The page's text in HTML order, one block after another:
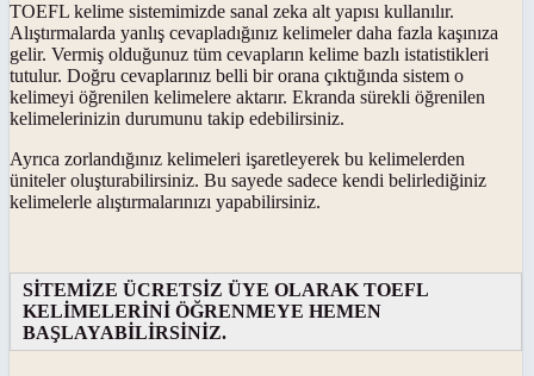
TOEFL kelime sistemimizde sanal zeka alt yapısı kullanılır.
Alıştırmalarda yanlış cevapladığınız kelimeler daha fazla kaşınıza
gelir. Vermiş olduğunuz tüm cevapların kelime bazlı istatistikleri
tutulur. Doğru cevaplarınız belli bir orana çıktığında sistem o
kelimeyi öğrenilen kelimelere aktarır. Ekranda sürekli öğrenilen
kelimelerinizin durumunu takip edebilirsiniz.
Ayrıca zorlandığınız kelimeleri işaretleyerek bu kelimelerden
üniteler oluşturabilirsiniz. Bu sayede sadece kendi belirlediğiniz
kelimelerle alıştırmalarınızı yapabilirsiniz.
SİTEMİZE ÜCRETSİZ ÜYE OLARAK TOEFL
KELİMELERİNİ ÖĞRENMEYE HEMEN
BAŞLAYABİLİRSİNİZ.